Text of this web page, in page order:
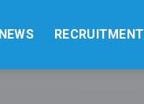
NEWS RECRUITMENT